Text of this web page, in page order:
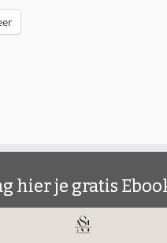
hier je gratis